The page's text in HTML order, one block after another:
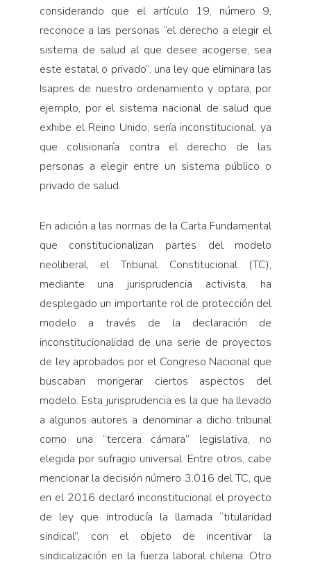
considerando que el artículo 19, número 9,
reconoce a las personas “el derecho a elegir el
sistema de salud al que desee acogerse, sea
este estatal o privado”, una ley que eliminara las
Isapres de nuestro ordenamiento y optara, por
ejemplo, por el sistema nacional de salud que
exhibe el Reino Unido, sería inconstitucional, ya
que colisionaría contra el derecho de las
personas a elegir entre un sistema público o
privado de salud.
En adición a las normas de la Carta Fundamental
que constitucionalizan partes del modelo
neoliberal, el Tribunal Constitucional (TC),
mediante una jurisprudencia activista, ha
desplegado un importante rol de protección del
modelo a través de la declaración de
inconstitucionalidad de una serie de proyectos
de ley aprobados por el Congreso Nacional que
buscaban morigerar ciertos aspectos del
modelo. Esta jurisprudencia es la que ha llevado
a algunos autores a denominar a dicho tribunal
como una “tercera cámara” legislativa, no
elegida por sufragio universal. Entre otros, cabe
mencionar la decisión número 3.016 del TC, que
en el 2016 declaró inconstitucional el proyecto
de ley que introducía la llamada “titularidad
sindical”, con el objeto de incentivar la
sindicalización en la fuerza laboral chilena. Otro